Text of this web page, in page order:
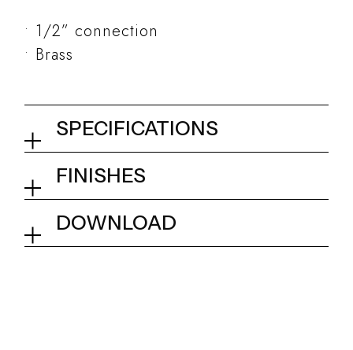
1/2” connection
Brass
SPECIFICATIONS
Wall elbow
Collection
FINISHES
01Q - Chrome
DOWNLOAD
Tech info